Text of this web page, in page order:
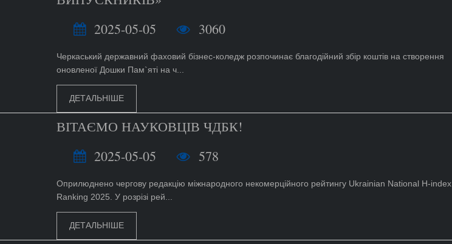
2025-05-05
3060
Черкаський державний фаховий бізнес-коледж розпочинає благодійний збір коштів на створення
оновленої Дошки Пам`яті на ч...
ДЕТАЛЬНІШЕ
ВІТАЄМО НАУКОВЦІВ ЧДБК!
2025-05-05
578
Оприлюднено чергову редакцію міжнародного некомерційного рейтингу Ukrainian National H-index
Ranking 2025. У розрізі рей...
ДЕТАЛЬНІШЕ